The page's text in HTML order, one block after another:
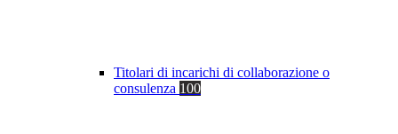
Titolari di incarichi di collaborazione o
consulenza 100